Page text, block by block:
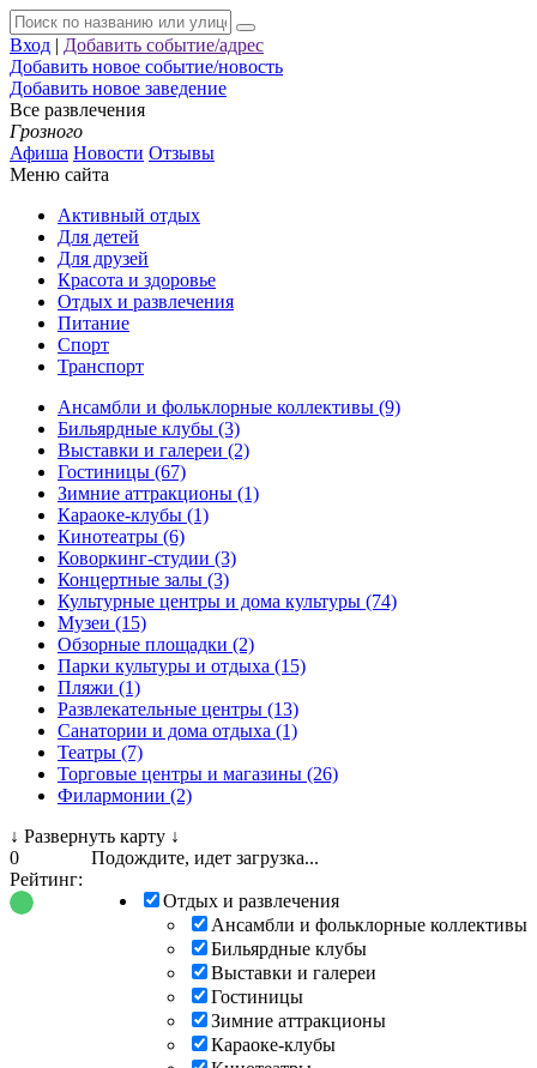
Вход | Добавить событие/адрес
Добавить новое событие/новость
Добавить новое заведение
Все развлечения
Грозного
Афиша Новости Отзывы
Меню сайта
Активный отдых
Для детей
Для друзей
Красота и здоровье
Отдых и развлечения
Питание
Спорт
Транспорт
Ансамбли и фольклорные коллективы (9)
Бильярдные клубы (3)
Выставки и галереи (2)
Гостиницы (67)
Зимние аттракционы (1)
Караоке-клубы (1)
Кинотеатры (6)
Коворкинг-студии (3)
Концертные залы (3)
Культурные центры и дома культуры (74)
Музеи (15)
Обзорные площадки (2)
Парки культуры и отдыха (15)
Пляжи (1)
Развлекательные центры (13)
Санатории и дома отдыха (1)
Театры (7)
Торговые центры и магазины (26)
Филармонии (2)
↓ Развернуть карту ↓
Подождите, идет загрузка...
Отдых и развлечения
Ансамбли и фольклорные коллективы
Бильярдные клубы
Выставки и галереи
Гостиницы
Зимние аттракционы
Караоке-клубы
0
Рейтинг: